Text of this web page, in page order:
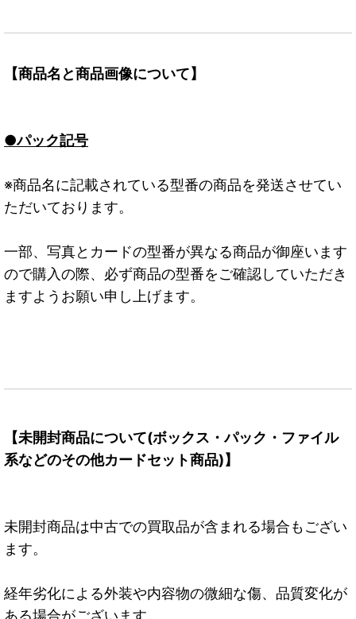
【商品名と商品画像について】
●パック記号
※商品名に記載されている型番の商品を発送させてい
ただいております。
一部、写真とカードの型番が異なる商品が御座います
ので購入の際、必ず商品の型番をご確認していただき
ますようお願い申し上げます。
【未開封商品について(ボックス・パック・ファイル
系などのその他カードセット商品)】
未開封商品は中古での買取品が含まれる場合もござい
ます。
経年劣化による外装や内容物の微細な傷、品質変化が
ある場合がございます。